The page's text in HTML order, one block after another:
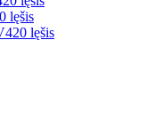
lęšis
lęšis